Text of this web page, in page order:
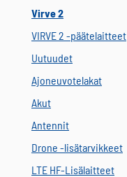
Virve 2
VIRVE 2 -päätelaitteet
Uutuudet
Ajoneuvotelakat
Akut
Antennit
Drone -lisätarvikkeet
LTE HF-Lisälaitteet